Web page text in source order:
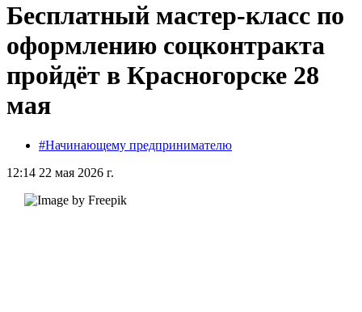
Бесплатный мастер-класс по
оформлению соцконтракта
пройдёт в Красногорске 28
мая
#Начинающему предпринимателю
12:14 22 мая 2026 г.